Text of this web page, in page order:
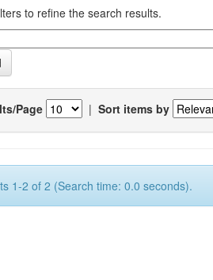
to refine the search results.
Page | Sort items by
1-2 of 2 (Search time: 0.0 seconds).